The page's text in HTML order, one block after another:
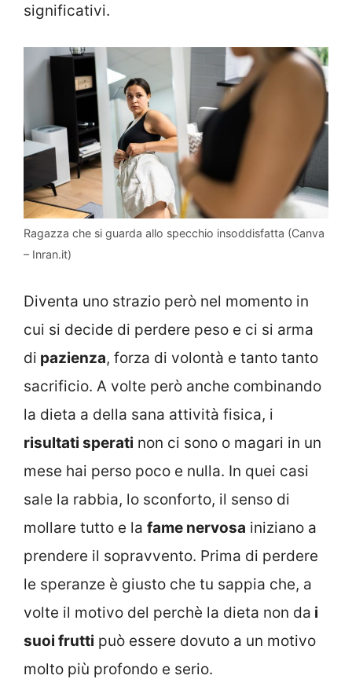
significativi.
Ragazza che si guarda allo specchio insoddisfatta (Canva
– Inran.it)
Diventa uno strazio però nel momento in
cui si decide di perdere peso e ci si arma
di pazienza, forza di volontà e tanto tanto
sacrificio. A volte però anche combinando
la dieta a della sana attività fisica, i
risultati sperati non ci sono o magari in un
mese hai perso poco e nulla. In quei casi
sale la rabbia, lo sconforto, il senso di
mollare tutto e la fame nervosa iniziano a
prendere il sopravvento. Prima di perdere
le speranze è giusto che tu sappia che, a
volte il motivo del perchè la dieta non da i
suoi frutti può essere dovuto a un motivo
molto più profondo e serio.